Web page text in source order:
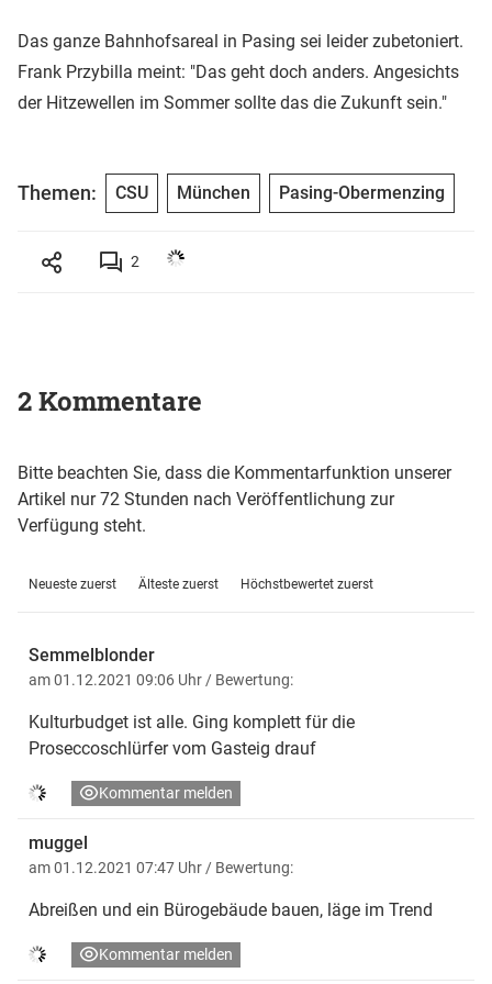
Das ganze Bahnhofsareal in Pasing sei leider zubetoniert.
Frank Przybilla meint: "Das geht doch anders. Angesichts
der Hitzewellen im Sommer sollte das die Zukunft sein."
Themen: CSU München Pasing-Obermenzing
2
2 Kommentare
Bitte beachten Sie, dass die Kommentarfunktion unserer
Artikel nur 72 Stunden nach Veröffentlichung zur
Verfügung steht.
Neueste zuerst Älteste zuerst Höchstbewertet zuerst
Semmelblonder
am 01.12.2021 09:06 Uhr / Bewertung:
Kulturbudget ist alle. Ging komplett für die
Proseccoschlürfer vom Gasteig drauf
Kommentar melden
muggel
am 01.12.2021 07:47 Uhr / Bewertung:
Abreißen und ein Bürogebäude bauen, läge im Trend
Kommentar melden